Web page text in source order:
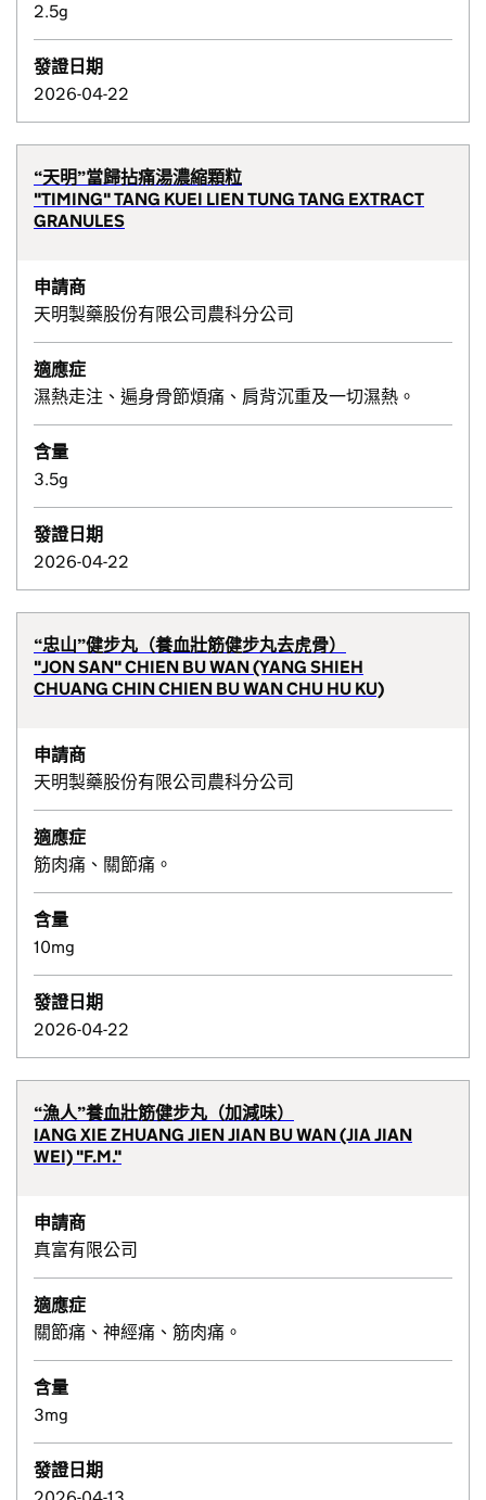
2.5g
發證日期
2026-04-22
“天明”當歸拈痛湯濃縮顆粒
"TIMING" TANG KUEI LIEN TUNG TANG EXTRACT
GRANULES
申請商
天明製藥股份有限公司農科分公司
適應症
濕熱走注、遍身骨節煩痛、肩背沉重及一切濕熱。
含量
3.5g
發證日期
2026-04-22
“忠山”健步丸（養血壯筋健步丸去虎骨）
"JON SAN" CHIEN BU WAN (YANG SHIEH
CHUANG CHIN CHIEN BU WAN CHU HU KU)
申請商
天明製藥股份有限公司農科分公司
適應症
筋肉痛、關節痛。
含量
10mg
發證日期
2026-04-22
“漁人”養血壯筋健步丸（加減味）
IANG XIE ZHUANG JIEN JIAN BU WAN (JIA JIAN
WEI) "F.M."
申請商
真富有限公司
適應症
關節痛、神經痛、筋肉痛。
含量
3mg
發證日期